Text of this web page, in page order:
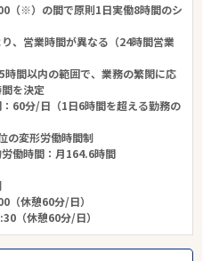
（※）の間で原則1日実働8時間のシ
、営業時間が異なる（24時間営業
時間以内の範囲で、業務の繁閑に応
を決定
：60分/日（1日6時間を超える勤務の
の変形労働時間制
労働時間：月164.6時間
（休憩60分/日）
（休憩60分/日）